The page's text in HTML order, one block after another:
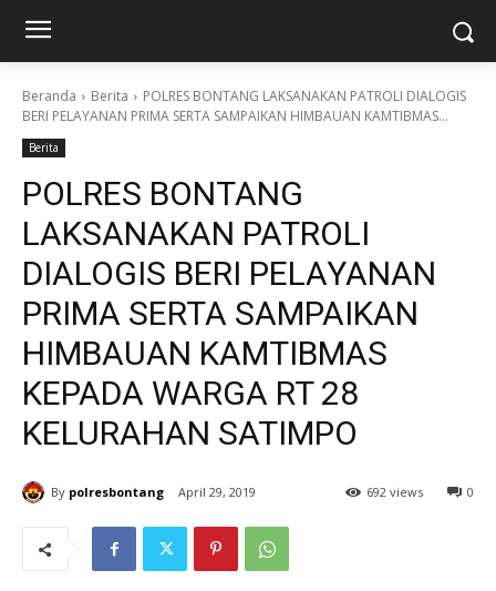
Beranda Berita
POLRES BONTANG LAKSANAKAN PATROLI DIALOGIS
BERI PELAYANAN PRIMA SERTA SAMPAIKAN HIMBAUAN KAMTIBMAS...
Berita
POLRES BONTANG
LAKSANAKAN PATROLI
DIALOGIS BERI PELAYANAN
PRIMA SERTA SAMPAIKAN
HIMBAUAN KAMTIBMAS
KEPADA WARGA RT 28
KELURAHAN SATIMPO
By polresbontang April 29, 2019 0
692 views